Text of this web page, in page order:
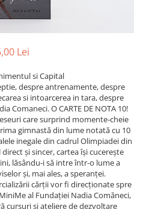
Lei
si Capital
despre antrenamente, despre
si intoarcerea in tara, despre
Comaneci. O CARTE DE NOTA 10!
care surprind momente-cheie
gimnastă din lume notată cu 10
inegale din cadrul Olimpiadei din
și sincer, cartea își cucerește
lăsându-i să intre într-o lume a
și, mai ales, a speranței.
cărții vor fi direcționate spre
al Fundației Nadia Comăneci,
cursuri și ateliere de dezvoltare